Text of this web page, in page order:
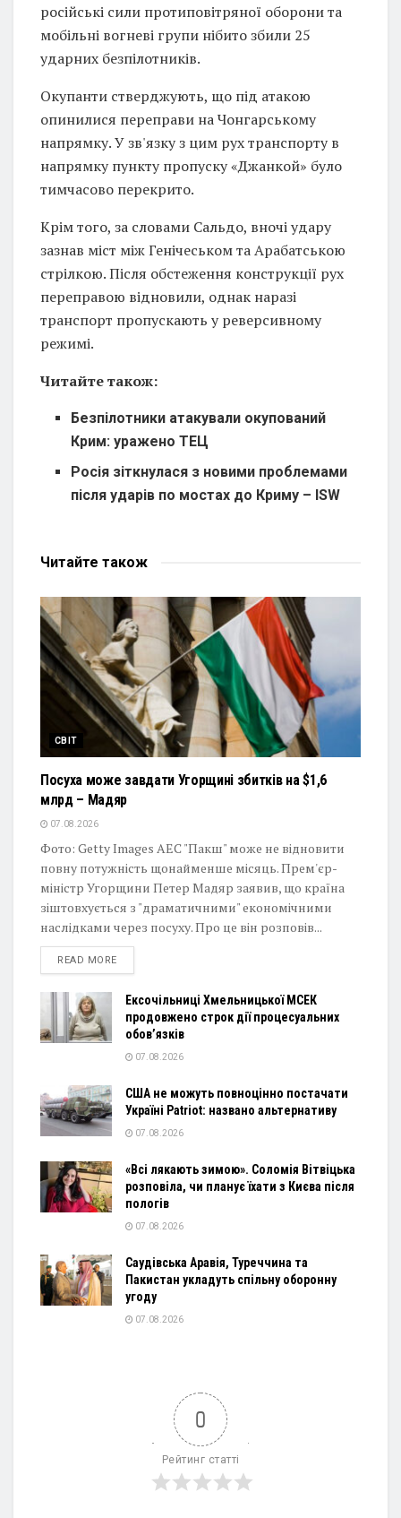
російські сили протиповітряної оборони та
мобільні вогневі групи нібито збили 25
ударних безпілотників.
Окупанти стверджують, що під атакою
опинилися переправи на Чонгарському
напрямку. У зв'язку з цим рух транспорту в
напрямку пункту пропуску «Джанкой» було
тимчасово перекрито.
Крім того, за словами Сальдо, вночі удару
зазнав міст між Генічеськом та Арабатською
стрілкою. Після обстеження конструкції рух
переправою відновили, однак наразі
транспорт пропускають у реверсивному
режимі.
Читайте також:
Безпілотники атакували окупований
Крим: уражено ТЕЦ
Росія зіткнулася з новими проблемами
після ударів по мостах до Криму – ISW
Читайте також
СВІТ
Посуха може завдати Угорщині збитків на $1,6
млрд – Мадяр
07.08.2026
Фото: Getty Images АЕС "Пакш" може не відновити
повну потужність щонайменше місяць. Прем'єр-
міністр Угорщини Петер Мадяр заявив, що країна
зіштовхується з "драматичними" економічними
наслідками через посуху. Про це він розповів...
READ MOREDETAILS
Ексочільниці Хмельницької МСЕК
продовжено строк дії процесуальних
обов’язків
07.08.2026
США не можуть повноцінно постачати
Україні Patriot: названо альтернативу
07.08.2026
«Всі лякають зимою». Соломія Вітвіцька
розповіла, чи планує їхати з Києва після
пологів
07.08.2026
Саудівська Аравія, Туреччина та
Пакистан укладуть спільну оборонну
угоду
07.08.2026
0
Рейтинг статті